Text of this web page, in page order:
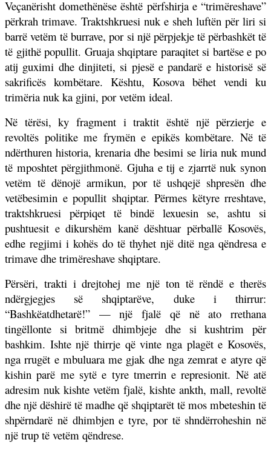
Veçanërisht domethënëse është përfshirja e “trimëreshave”
përkrah trimave. Traktshkruesi nuk e sheh luftën për liri si
barrë vetëm të burrave, por si një përpjekje të përbashkët të
të gjithë popullit. Gruaja shqiptare paraqitet si bartëse e po
atij guximi dhe dinjiteti, si pjesë e pandarë e historisë së
sakrificës kombëtare. Kështu, Kosova bëhet vendi ku
trimëria nuk ka gjini, por vetëm ideal.
Në tërësi, ky fragment i traktit është një përzierje e
revoltës politike me frymën e epikës kombëtare. Në të
ndërthuren historia, krenaria dhe besimi se liria nuk mund
të mposhtet përgjithmonë. Gjuha e tij e zjarrtë nuk synon
vetëm të dënojë armikun, por të ushqejë shpresën dhe
vetëbesimin e popullit shqiptar. Përmes këtyre rreshtave,
traktshkruesi përpiqet të bindë lexuesin se, ashtu si
pushtuesit e dikurshëm kanë dështuar përballë Kosovës,
edhe regjimi i kohës do të thyhet një ditë nga qëndresa e
trimave dhe trimëreshave shqiptare.
Përsëri, trakti i drejtohej me një ton të rëndë e therës
ndërgjegjes së shqiptarëve, duke i thirrur:
“Bashkëatdhetarë!” — një fjalë që në ato rrethana
tingëllonte si britmë dhimbjeje dhe si kushtrim për
bashkim. Ishte një thirrje që vinte nga plagët e Kosovës,
nga rrugët e mbuluara me gjak dhe nga zemrat e atyre që
kishin parë me sytë e tyre tmerrin e represionit. Në atë
adresim nuk kishte vetëm fjalë, kishte ankth, mall, revoltë
dhe një dëshirë të madhe që shqiptarët të mos mbeteshin të
shpërndarë në dhimbjen e tyre, por të shndërroheshin në
një trup të vetëm qëndrese.